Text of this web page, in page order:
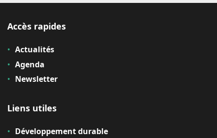
Accès rapides
Actualités
Agenda
Newsletter
Liens utiles
Développement durable